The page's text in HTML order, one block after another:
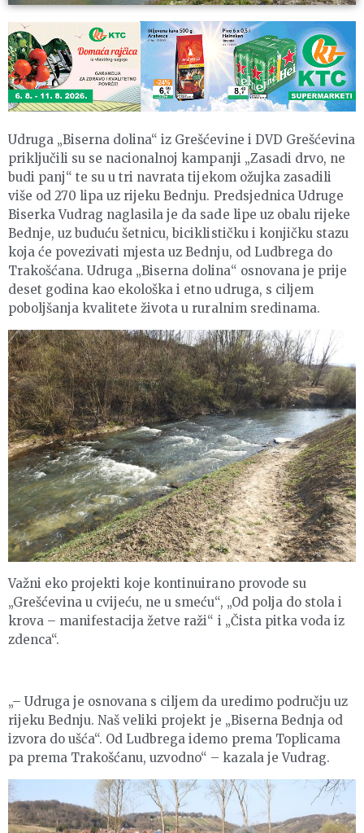
Udruga „Biserna dolina“ iz Grešćevine i DVD Grešćevina
priključili su se nacionalnoj kampanji „Zasadi drvo, ne
budi panj“ te su u tri navrata tijekom ožujka zasadili
više od 270 lipa uz rijeku Bednju. Predsjednica Udruge
Biserka Vudrag naglasila je da sade lipe uz obalu rijeke
Bednje, uz buduću šetnicu, biciklističku i konjičku stazu
koja će povezivati mjesta uz Bednju, od Ludbrega do
Trakošćana. Udruga „Biserna dolina“ osnovana je prije
deset godina kao ekološka i etno udruga, s ciljem
poboljšanja kvalitete života u ruralnim sredinama.
Važni eko projekti koje kontinuirano provode su
„Grešćevina u cvijeću, ne u smeću“, „Od polja do stola i
krova – manifestacija žetve raži“ i „Čista pitka voda iz
zdenca“.
„– Udruga je osnovana s ciljem da uredimo području uz
rijeku Bednju. Naš veliki projekt je „Biserna Bednja od
izvora do ušća“. Od Ludbrega idemo prema Toplicama
pa prema Trakošćanu, uzvodno“ – kazala je Vudrag.